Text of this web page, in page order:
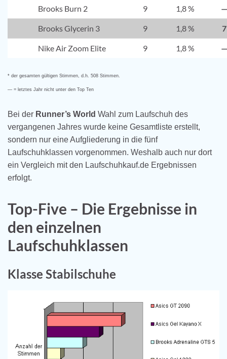
Brooks Burn 2 9 1,8 % —
Brooks Glycerin 3 9 1,8 % 7
Nike Air Zoom Elite 9 1,8 % —
* der gesamten gültigen Stimmen, d.h. 508 Stimmen.
— = letztes Jahr nicht unter den Top Ten
Bei der Runner’s World Wahl zum Laufschuh des
vergangenen Jahres wurde keine Gesamtliste erstellt,
sondern nur eine Aufgliederung in die fünf
Laufschuhklassen vorgenommen. Weshalb auch nur dort
ein Vergleich mit den Laufschuhkauf.de Ergebnissen
erfolgt.
Top-Five – Die Ergebnisse in
den einzelnen
Laufschuhklassen
Klasse Stabilschuhe